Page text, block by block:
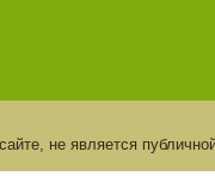
не является